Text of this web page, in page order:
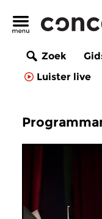
Zoek
Luister live